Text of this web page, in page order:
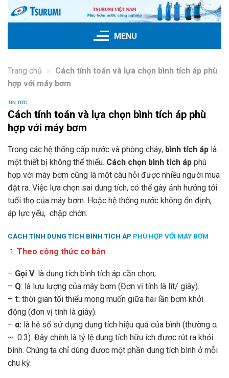
qua
MENU
Trang chủ » Cách tính toán và lựa chọn bình tích áp phù
hợp với máy bơm
TIN TỨC
Cách tính toán và lựa chọn bình tích áp phù
hợp với máy bơm
Trong các hệ thống cấp nước và phòng cháy, bình tích áp là
một thiết bị không thể thiếu. Cách chọn bình tích áp phù
hợp với máy bơm cũng là một câu hỏi được nhiều người mua
đặt ra. Việc lựa chọn sai dung tích, có thể gây ảnh hưởng tới
tuổi thọ của máy bơm. Hoặc hệ thống nước không ổn định,
áp lực yếu, chập chờn.
CÁCH TÍNH DUNG TÍCH BÌNH TÍCH ÁP PHÙ HỢP VỚI MÁY BƠM
Theo công thức cơ bản
– Gọi V: là dung tích bình tích áp cần chọn;
– Q: là lưu lượng của máy bơm (Đơn vị tính là lít/ giây).
– t: thời gian tối thiểu mong muốn giữa hai lần bơm khởi
động (đơn vị tính là giây).
– α: là hệ số sử dụng dung tích hiệu quả của bình (thường α
~ 0.3). Đây chính là tỷ lệ dung tích hữu ích được rút ra khỏi
bình. Chúng ta chỉ dùng được một phần dung tích bình ở mỗi
chu kỳ.